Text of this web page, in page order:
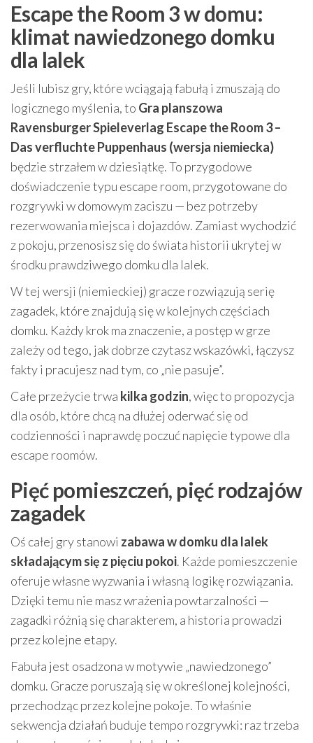
Escape the Room 3 w domu:
klimat nawiedzonego domku
dla lalek
Jeśli lubisz gry, które wciągają fabułą i zmuszają do
logicznego myślenia, to Gra planszowa
Ravensburger Spieleverlag Escape the Room 3 –
Das verfluchte Puppenhaus (wersja niemiecka)
będzie strzałem w dziesiątkę. To przygodowe
doświadczenie typu escape room, przygotowane do
rozgrywki w domowym zaciszu — bez potrzeby
rezerwowania miejsca i dojazdów. Zamiast wychodzić
z pokoju, przenosisz się do świata historii ukrytej w
środku prawdziwego domku dla lalek.
W tej wersji (niemieckiej) gracze rozwiązują serię
zagadek, które znajdują się w kolejnych częściach
domku. Każdy krok ma znaczenie, a postęp w grze
zależy od tego, jak dobrze czytasz wskazówki, łączysz
fakty i pracujesz nad tym, co „nie pasuje”.
Całe przeżycie trwa kilka godzin, więc to propozycja
dla osób, które chcą na dłużej oderwać się od
codzienności i naprawdę poczuć napięcie typowe dla
escape roomów.
Pięć pomieszczeń, pięć rodzajów
zagadek
Oś całej gry stanowi zabawa w domku dla lalek
składającym się z pięciu pokoi. Każde pomieszczenie
oferuje własne wyzwania i własną logikę rozwiązania.
Dzięki temu nie masz wrażenia powtarzalności —
zagadki różnią się charakterem, a historia prowadzi
przez kolejne etapy.
Fabuła jest osadzona w motywie „nawiedzonego”
domku. Gracze poruszają się w określonej kolejności,
przechodząc przez kolejne pokoje. To właśnie
sekwencja działań buduje tempo rozgrywki: raz trzeba